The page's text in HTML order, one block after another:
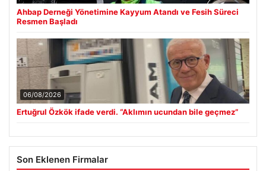
Ahbap Derneği Yönetimine Kayyum Atandı ve Fesih Süreci
Resmen Başladı
06/08/2026
Ertuğrul Özkök ifade verdi. “Aklımın ucundan bile geçmez”
Son Eklenen Firmalar